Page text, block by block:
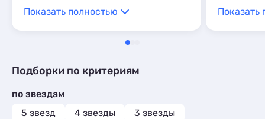
10-12. Отличный вариант для
спокойного семейного отдыха в Анапе
Показать полностью
ноутбуком
питание!
Показать
Подборки по критериям
по звездам
5 звезд
4 звезды
3 звезды